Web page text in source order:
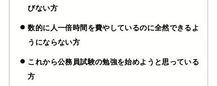
びない方
数的に人一倍時間を費やしているのに全然できるよ
うにならない方
これから公務員試験の勉強を始めようと思っている
方